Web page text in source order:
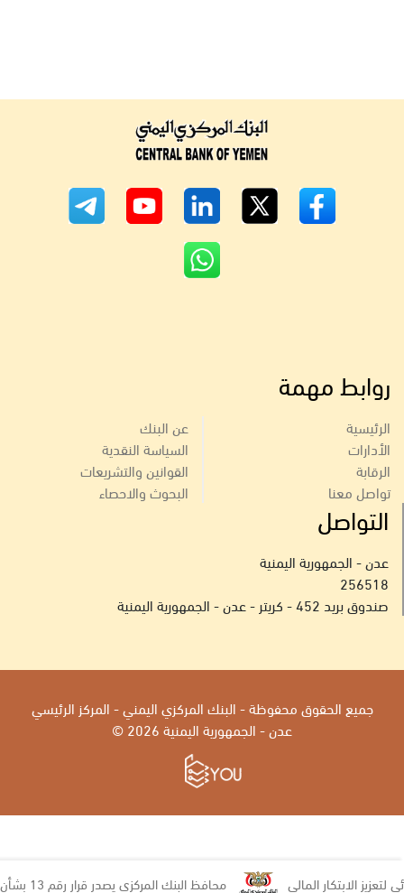
المالي محافظ البنك المركزي يصدر قرار رقم 13 بشأن إيقاف التراخيص لعدد من منشآت الصرافة ووكيل حوالة وإغلاق مقراتها
روابط مهمة
الرئيسية
الأدارات
الرقابة
تواصل معنا
عن البنك
السياسة النقدية
القوانين والتشريعات
البحوث والاحصاء
التواصل
عدن - الجمهورية اليمنية
256518
صندوق بريد 452 - كريتر - عدن - الجمهورية اليمنية
جميع الحقوق محفوظة - البنك المركزي اليمني - المركز الرئيسي
عدن - الجمهورية اليمنية 2026 ©